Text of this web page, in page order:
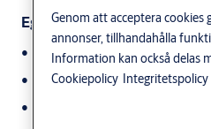
Egenskaper
Ytbehandling: blank krom,
Material: zink
Genom att acceptera
annonser, tillhandahålla
Information kan också delas
Cookiepolicy Integritetspolicy